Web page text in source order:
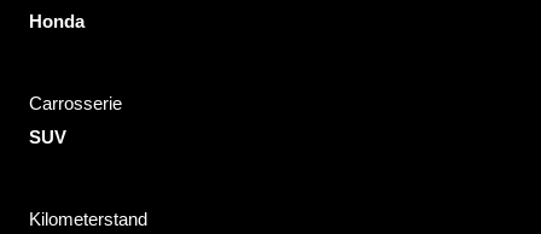
Honda
Carrosserie
SUV
Kilometerstand